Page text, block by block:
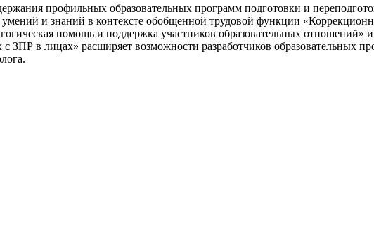
профильных образовательных программ подготовки и
и знаний в контексте обобщенной трудовой функции
помощь и поддержка участников образовательных отношений»
ЗПР в лицах» расширяет возможности разработчиков образовательных